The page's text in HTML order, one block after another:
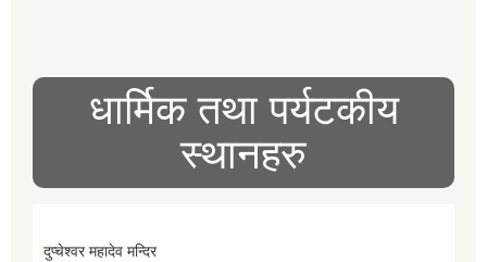
धार्मिक तथा पर्यटकीय
स्थानहरु
दुप्चेश्वर महादेव मन्दिर